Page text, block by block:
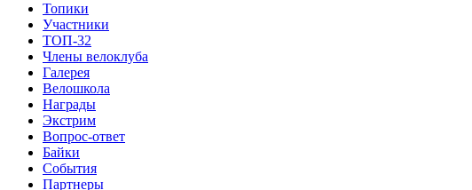
Топики
Участники
ТОП-32
Члены велоклуба
Галерея
Велошкола
Награды
Экстрим
Вопрос-ответ
Байки
События
Партнеры